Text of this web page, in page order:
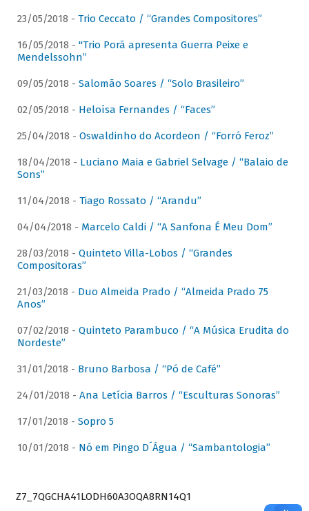
23/05/2018 - Trio Ceccato / “Grandes Compositores”
16/05/2018 - "Trio Porã apresenta Guerra Peixe e
Mendelssohn”
09/05/2018 - Salomão Soares / “Solo Brasileiro”
02/05/2018 - Heloísa Fernandes / “Faces”
25/04/2018 - Oswaldinho do Acordeon / “Forró Feroz”
18/04/2018 - Luciano Maia e Gabriel Selvage / “Balaio de
Sons”
11/04/2018 - Tiago Rossato / “Arandu”
04/04/2018 - Marcelo Caldi / “A Sanfona É Meu Dom”
28/03/2018 - Quinteto Villa-Lobos / “Grandes
Compositoras”
21/03/2018 - Duo Almeida Prado / “Almeida Prado 75
Anos”
07/02/2018 - Quinteto Parambuco / “A Música Erudita do
Nordeste”
31/01/2018 - Bruno Barbosa / “Pó de Café”
24/01/2018 - Ana Letícia Barros / “Esculturas Sonoras”
17/01/2018 - Sopro 5
10/01/2018 - Nó em Pingo D´Água / “Sambantologia”
Z7_7QGCHA41LODH60A3OQA8RN14Q1